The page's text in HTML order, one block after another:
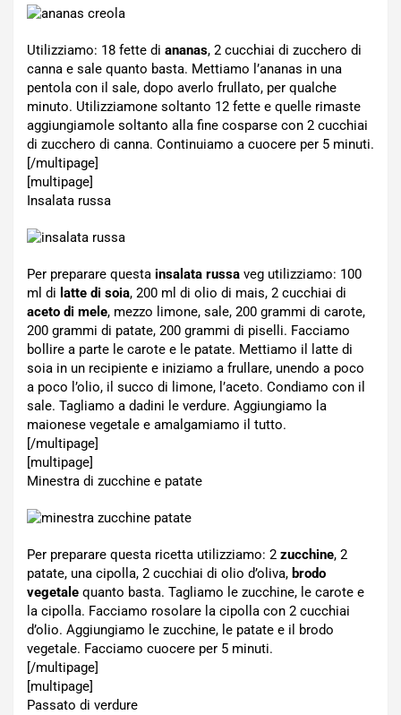
Utilizziamo: 18 fette di ananas, 2 cucchiai di zucchero di
canna e sale quanto basta. Mettiamo l’ananas in una
pentola con il sale, dopo averlo frullato, per qualche
minuto. Utilizziamone soltanto 12 fette e quelle rimaste
aggiungiamole soltanto alla fine cosparse con 2 cucchiai
di zucchero di canna. Continuiamo a cuocere per 5 minuti.
[/multipage]
[multipage]
Insalata russa
Per preparare questa insalata russa veg utilizziamo: 100
ml di latte di soia, 200 ml di olio di mais, 2 cucchiai di
aceto di mele, mezzo limone, sale, 200 grammi di carote,
200 grammi di patate, 200 grammi di piselli. Facciamo
bollire a parte le carote e le patate. Mettiamo il latte di
soia in un recipiente e iniziamo a frullare, unendo a poco
a poco l’olio, il succo di limone, l’aceto. Condiamo con il
sale. Tagliamo a dadini le verdure. Aggiungiamo la
maionese vegetale e amalgamiamo il tutto.
[/multipage]
[multipage]
Minestra di zucchine e patate
Per preparare questa ricetta utilizziamo: 2 zucchine, 2
patate, una cipolla, 2 cucchiai di olio d’oliva, brodo
vegetale quanto basta. Tagliamo le zucchine, le carote e
la cipolla. Facciamo rosolare la cipolla con 2 cucchiai
d’olio. Aggiungiamo le zucchine, le patate e il brodo
vegetale. Facciamo cuocere per 5 minuti.
[/multipage]
[multipage]
Passato di verdure